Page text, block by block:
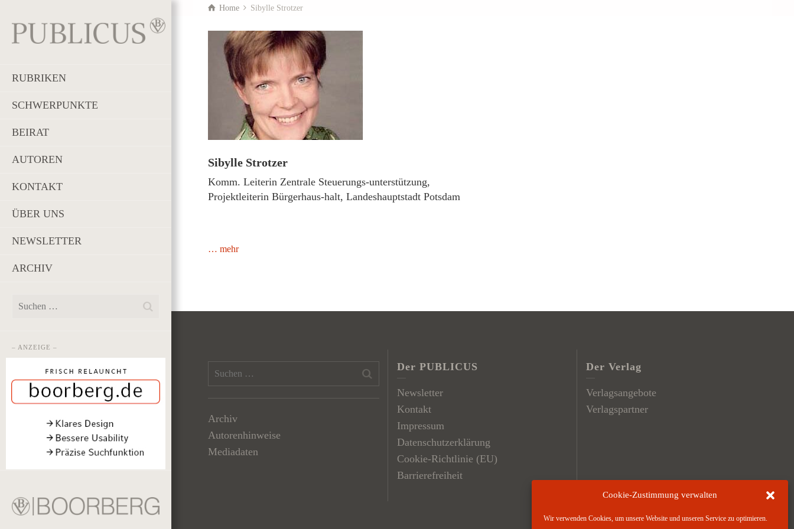
Cookie-Zustimmung verwalten
Wir verwenden Cookies, um unsere Website und unseren Service zu optimieren.
RUBRIKEN
SCHWERPUNKTE
BEIRAT
AUTOREN
KONTAKT
ÜBER UNS
NEWSLETTER
ARCHIV
– ANZEIGE –
Home Sibylle Strotzer
Sibylle Strotzer
Komm. Leiterin Zentrale Steuerungs-unterstützung,
Projektleiterin Bürgerhaus-halt, Landeshauptstadt Potsdam
… mehr
Archiv
Autorenhinweise
Mediadaten
Der PUBLICUS
Newsletter
Kontakt
Impressum
Datenschutzerklärung
Cookie-Richtlinie (EU)
Barrierefreiheit
Der Verlag
Verlagsangebote
Verlagspartner